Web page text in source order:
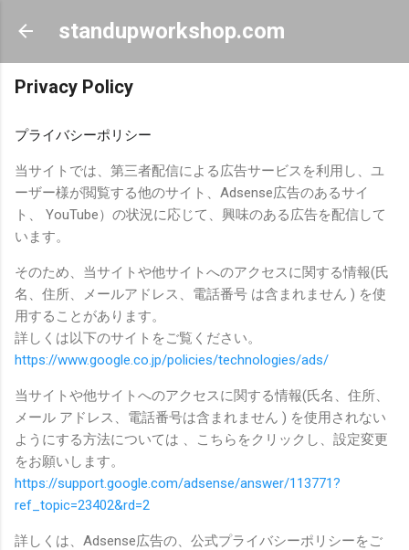
スキップしてメイン コンテンツに移動
standupworkshop.com
Privacy Policy
プライバシーポリシー
当サイトでは、第三者配信による広告サービスを利用し、ユ
ーザー様が閲覧する他のサイト、Adsense広告のあるサイ
ト、 YouTube）の状況に応じて、興味のある広告を配信して
います。
そのため、当サイトや他サイトへのアクセスに関する情報(氏
名、住所、メールアドレス、電話番号 は含まれません ) を使
用することがあります。
詳しくは以下のサイトをご覧ください。
https://www.google.co.jp/policies/technologies/ads/
当サイトや他サイトへのアクセスに関する情報(氏名、住所、
メール アドレス、電話番号は含まれません ) を使用されない
ようにする方法については 、こちらをクリックし、設定変更
をお願いします。
https://support.google.com/adsense/answer/113771?
ref_topic=23402&rd=2
詳しくは、Adsense広告の、公式プライバシーポリシーをご